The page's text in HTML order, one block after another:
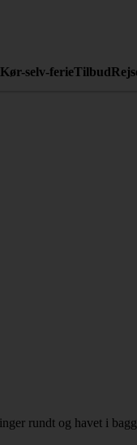
Kør-selv-ferieTilbud